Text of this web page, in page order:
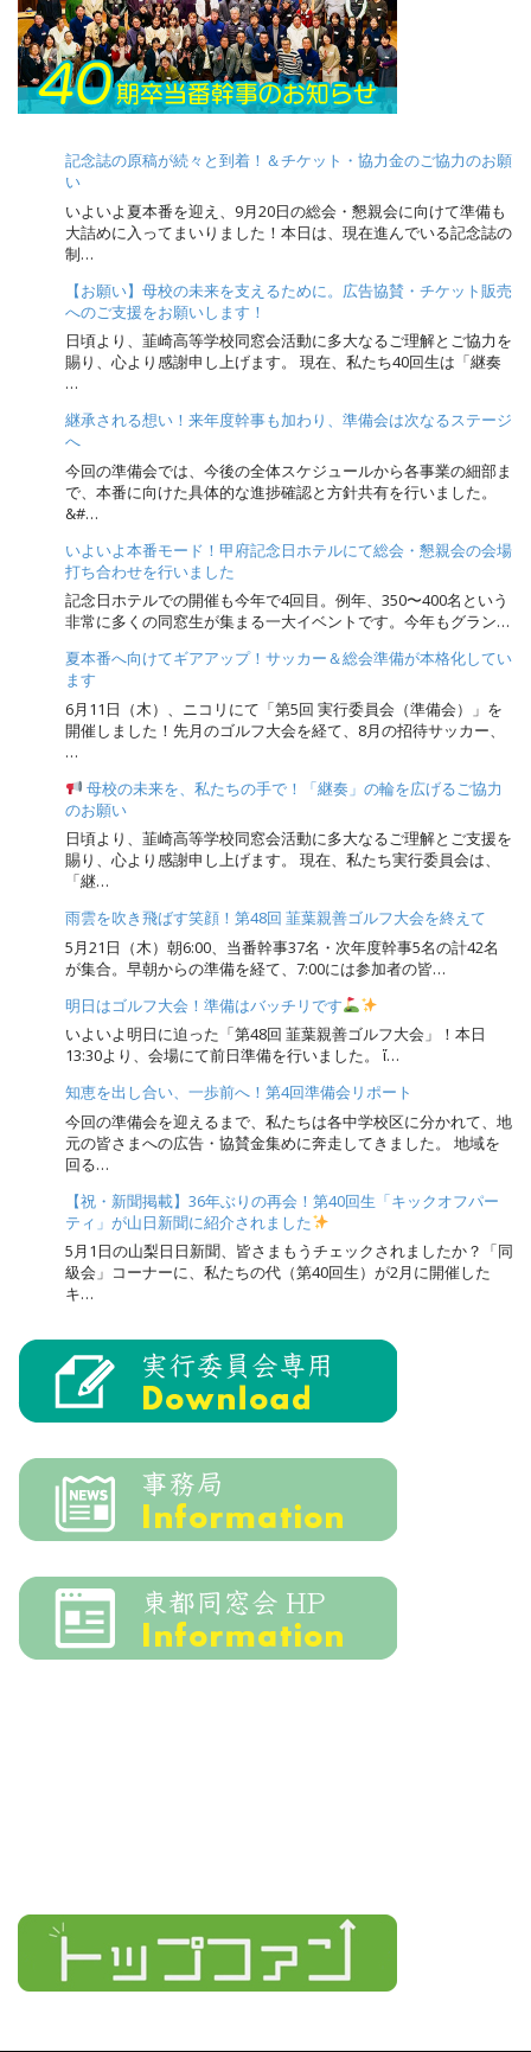
g
a
t
i
記念誌の原稿が続々と到着！＆チケット・協力金のご協力のお願
い
いよいよ夏本番を迎え、9月20日の総会・懇親会に向けて準備も
大詰めに入ってまいりました！本日は、現在進んでいる記念誌の
制…
【お願い】母校の未来を支えるために。広告協賛・チケット販売
へのご支援をお願いします！
日頃より、韮崎高等学校同窓会活動に多大なるご理解とご協力を
賜り、心より感謝申し上げます。 現在、私たち40回生は「継奏
…
継承される想い！来年度幹事も加わり、準備会は次なるステージ
へ
今回の準備会では、今後の全体スケジュールから各事業の細部ま
で、本番に向けた具体的な進捗確認と方針共有を行いました。
&#…
いよいよ本番モード！甲府記念日ホテルにて総会・懇親会の会場
打ち合わせを行いました
記念日ホテルでの開催も今年で4回目。例年、350〜400名という
非常に多くの同窓生が集まる一大イベントです。今年もグラン…
夏本番へ向けてギアアップ！サッカー＆総会準備が本格化してい
ます
6月11日（木）、ニコリにて「第5回 実行委員会（準備会）」を
開催しました！先月のゴルフ大会を経て、8月の招待サッカー、
…
母校の未来を、私たちの手で！「継奏」の輪を広げるご協力
のお願い
日頃より、韮崎高等学校同窓会活動に多大なるご理解とご支援を
賜り、心より感謝申し上げます。 現在、私たち実行委員会は、
「継…
雨雲を吹き飛ばす笑顔！第48回 韮葉親善ゴルフ大会を終えて
5月21日（木）朝6:00、当番幹事37名・次年度幹事5名の計42名
が集合。早朝からの準備を経て、7:00には参加者の皆…
明日はゴルフ大会！準備はバッチリです
いよいよ明日に迫った「第48回 韮葉親善ゴルフ大会」！本日
13:30より、会場にて前日準備を行いました。 ἴ…
知恵を出し合い、一歩前へ！第4回準備会リポート
今回の準備会を迎えるまで、私たちは各中学校区に分かれて、地
元の皆さまへの広告・協賛金集めに奔走してきました。 地域を
回る…
【祝・新聞掲載】36年ぶりの再会！第40回生「キックオフパー
ティ」が山日新聞に紹介されました
5月1日の山梨日日新聞、皆さまもうチェックされましたか？「同
級会」コーナーに、私たちの代（第40回生）が2月に開催した
キ…